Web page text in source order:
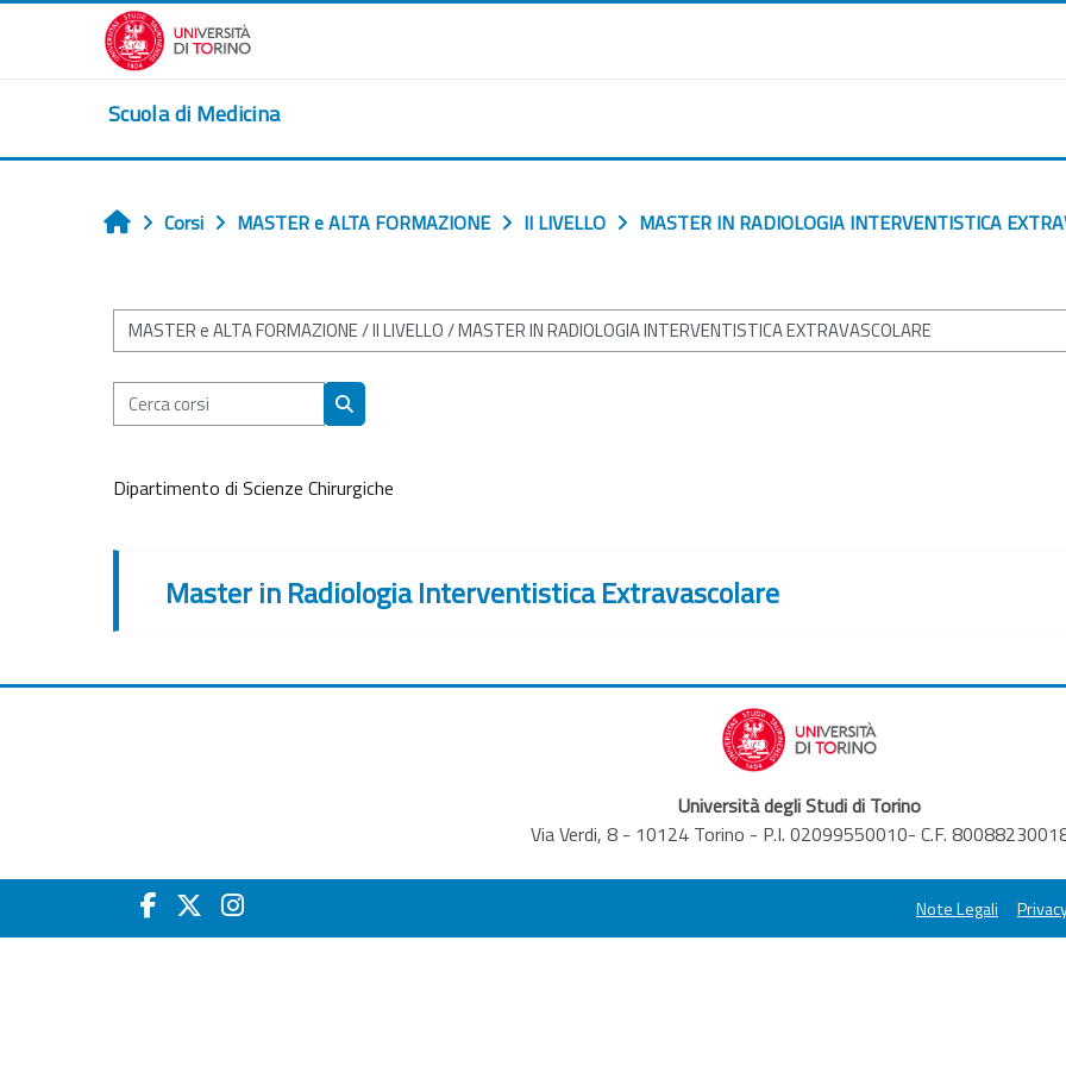
Vai al contenuto principale
Scuola di Medicina
Home
Corsi MASTER e ALTA FORMAZIONE II LIVELLO MASTER IN RADIOLOGIA INTERVENTISTICA
Categorie di corso
Cerca corsi
Cerca corsi
Dipartimento di Scienze Chirurgiche
Master in Radiologia Interventistica Extravascolare
Università degli Studi di Torino
Via Verdi, 8 - 10124 Torino - P.I. 02099550010- C.F.
Note Legali